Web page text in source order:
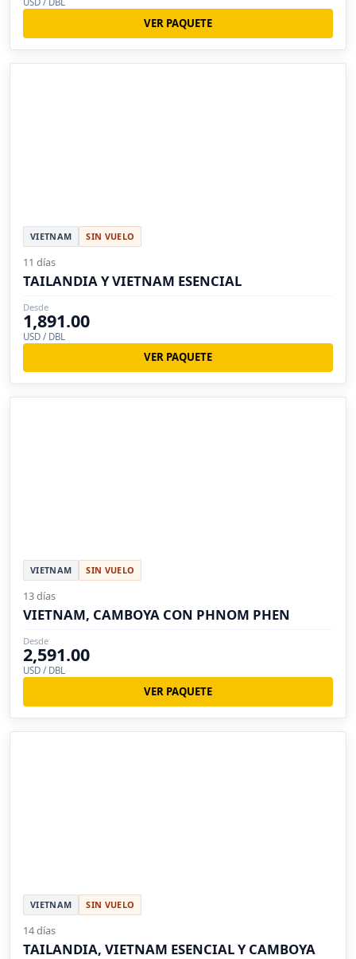
VER PAQUETE
VIETNAM SIN VUELO
11 días
TAILANDIA Y VIETNAM ESENCIAL
Desde
1,891.00
USD / DBL
VER PAQUETE
VIETNAM SIN VUELO
13 días
VIETNAM, CAMBOYA CON PHNOM PHEN
Desde
2,591.00
USD / DBL
VER PAQUETE
VIETNAM SIN VUELO
14 días
TAILANDIA, VIETNAM ESENCIAL Y CAMBOYA